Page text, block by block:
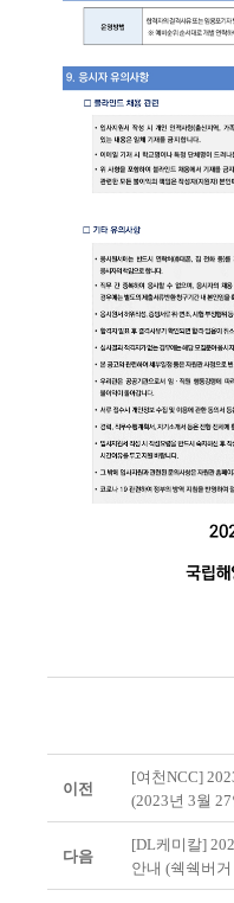
이전
[여천NCC]
(2023년 3월
다음
[DL케미칼]
안내 (쉑쉑버